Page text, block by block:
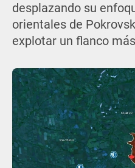
desplazando su
orientales de
explotar un flanco